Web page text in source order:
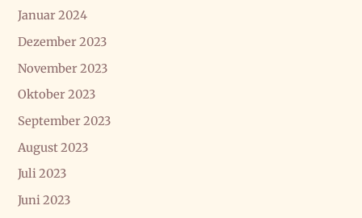
Januar 2024
Dezember 2023
November 2023
Oktober 2023
September 2023
August 2023
Juli 2023
Juni 2023